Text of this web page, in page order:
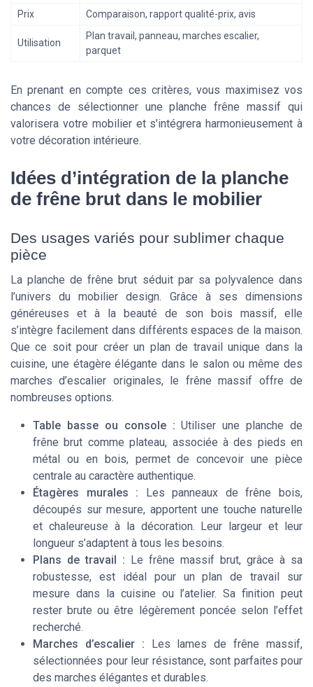
Prix
Comparaison, rapport qualité-prix, avis
Utilisation
Plan travail, panneau, marches escalier,
parquet
En prenant en compte ces critères, vous maximisez vos
chances de sélectionner une planche frêne massif qui
valorisera votre mobilier et s’intégrera harmonieusement à
votre décoration intérieure.
Idées d’intégration de la planche
de frêne brut dans le mobilier
Des usages variés pour sublimer chaque
pièce
La planche de frêne brut séduit par sa polyvalence dans
l’univers du mobilier design. Grâce à ses dimensions
généreuses et à la beauté de son bois massif, elle
s’intègre facilement dans différents espaces de la maison.
Que ce soit pour créer un plan de travail unique dans la
cuisine, une étagère élégante dans le salon ou même des
marches d’escalier originales, le frêne massif offre de
nombreuses options.
Table basse ou console : Utiliser une planche de
frêne brut comme plateau, associée à des pieds en
métal ou en bois, permet de concevoir une pièce
centrale au caractère authentique.
Étagères murales : Les panneaux de frêne bois,
découpés sur mesure, apportent une touche naturelle
et chaleureuse à la décoration. Leur largeur et leur
longueur s’adaptent à tous les besoins.
Plans de travail : Le frêne massif brut, grâce à sa
robustesse, est idéal pour un plan de travail sur
mesure dans la cuisine ou l’atelier. Sa finition peut
rester brute ou être légèrement poncée selon l’effet
recherché.
Marches d’escalier : Les lames de frêne massif,
sélectionnées pour leur résistance, sont parfaites pour
des marches élégantes et durables.